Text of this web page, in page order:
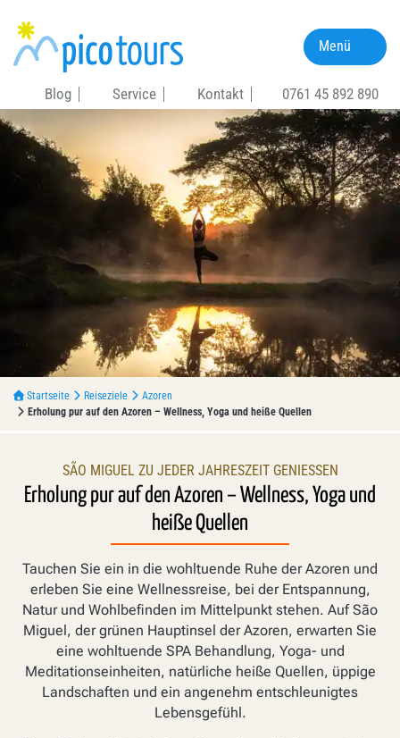
Blog Service Kontakt 0761 45 892 890
Menü
Startseite Reiseziele
Azoren
Erholung pur auf den Azoren – Wellness, Yoga und heiße Quellen
Erholung pur auf den Azoren – Wellness, Yoga und
heiße Quellen
SÃO MIGUEL ZU JEDER JAHRESZEIT GENIESSEN
Tauchen Sie ein in die wohltuende Ruhe der Azoren und
erleben Sie eine Wellnessreise, bei der Entspannung,
Natur und Wohlbefinden im Mittelpunkt stehen. Auf São
Miguel, der grünen Hauptinsel der Azoren, erwarten Sie
eine wohltuende SPA Behandlung, Yoga- und
Meditationseinheiten, natürliche heiße Quellen, üppige
Landschaften und ein angenehm entschleunigtes
Lebensgefühl.